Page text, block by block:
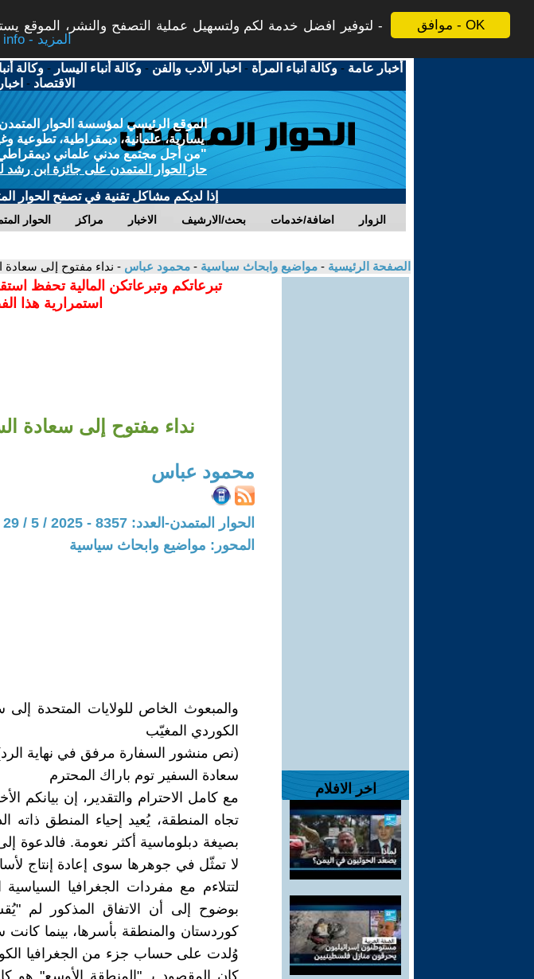
موافق - OK
لتوفير افضل خدمة لكم ولتسهيل عملية التصفح والنشر، الموقع
More info - المزيد
أخبار عامة -وكالة أنباء المرأة - اخبار الأدب والفن -وكالة أنباء اليسار -وكالة
الاقتصاد -
الموقع الرئيسي لمؤسسة الحوار المتمدن
يسارية، علمانية، ديمقراطية، تطوعية
"من أجل مجتمع مدني علماني ديمقراطي
حاز الحوار المتمدن على جائزة ابن رشد
إذا لديكم مشاكل تقنية في تصفح الحوار
الحوار مراكز الاخبار بحث/الارشيف اضافة/خدمات الزوار
الصفحة الرئيسية - مواضيع وابحاث سياسية - محمود عباس - نداء مفتوح إلى سعادة
اخر الافلام
تبرعاتكم وتبرعاتكن المالية تحفظ
استمرارية هذا
نداء مفتوح إلى سعادة
محمود عباس
الحوار المتمدن-العدد: 8357 - 2025 / 5 / 29 - 00:05
المحور: مواضيع وابحاث سياسية
والمبعوث الخاص للولايات المتحدة
الكوردي المغيّب
(نص منشور السفارة مرفق في نهاية
سعادة السفير توم باراك المحترم
مع كامل الاحترام والتقدير، إن بيانكم
تجاه المنطقة، يُعيد إحياء المنطق
بصيغة دبلوماسية أكثر نعومة. فالدعوة
لا تمثّل في جوهرها سوى إعادة إنتاج
لتتلاءم مع مفردات الجغرافيا
بوضوح إلى أن الاتفاق المذكور لم
كوردستان والمنطقة بأسرها، بينما
وُلدت على حساب جزء من الجغرافيا
كان المقصود بـ "المنطقة الأوسع" هو